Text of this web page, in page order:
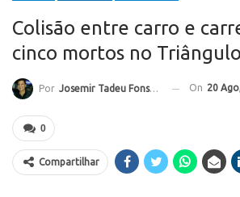
Colisão entre carro e
cinco mortos no
Por Josemir Tadeu Fonseca On 20
0
Compartilhar